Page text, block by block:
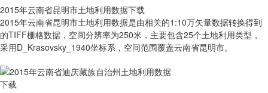
2015年云南省昆明市土地利用数据下载
2015年云南省昆明市土地利用数据是由相关的1:10万矢量数据转换得到
的TIFF栅格数据，空间分辨率为250米，主要包含25个土地利用类型，
采用D_Krasovsky_1940坐标系，空间范围覆盖云南省昆明市。